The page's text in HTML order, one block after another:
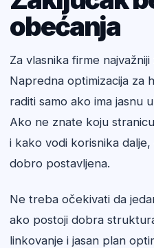
obećanja
Za vlasnika firme
Napredna optimizacija za
raditi samo ako ima jasnu
Ako ne znate koju
i kako vodi korisnika
dobro postavljena.
Ne treba očekivati da
ako postoji dobra
linkovanje i jasan plan